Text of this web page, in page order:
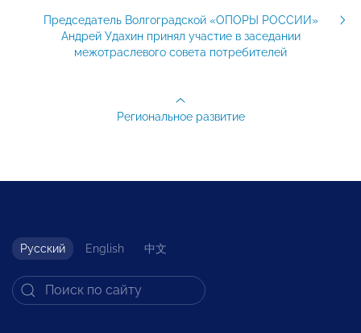
Председатель Волгоградской «ОПОРЫ РОССИИ»
Андрей Удахин принял участие в заседании
межотраслевого совета потребителей
Региональное развитие
Русский English 中文